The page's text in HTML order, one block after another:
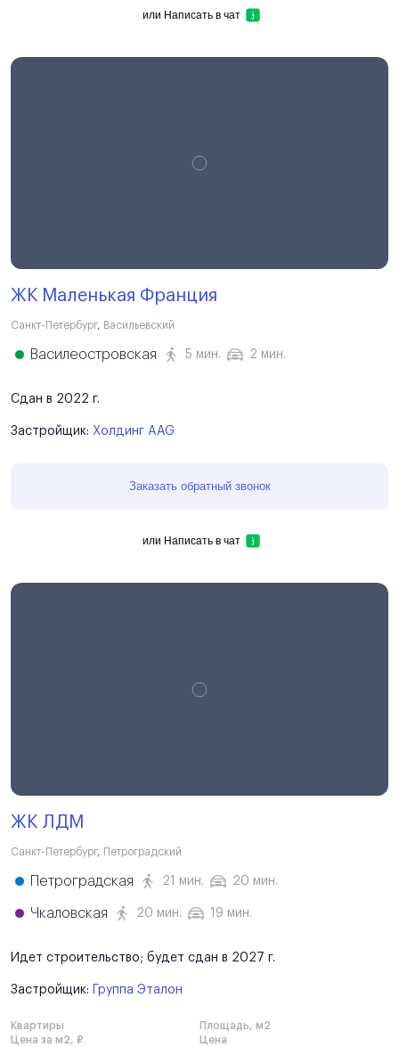
или Написать в чат
ЖК Маленькая Франция
Санкт-Петербург, Васильевский
Василеостровская 5 мин. 2 мин.
Сдан в 2022 г.
Застройщик: Холдинг AAG
Заказать обратный звонок
или Написать в чат
ЖК ЛДМ
Санкт-Петербург, Петроградский
Петроградская 21 мин. 20 мин.
Чкаловская 20 мин. 19 мин.
Идет строительство; будет сдан в 2027 г.
Застройщик: Группа Эталон
Квартиры
Площадь, м2
Цена за м2, ₽
Цена